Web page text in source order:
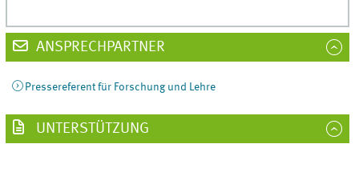
ANSPRECHPARTNER
Pressereferent für Forschung und Lehre
UNTERSTÜTZUNG